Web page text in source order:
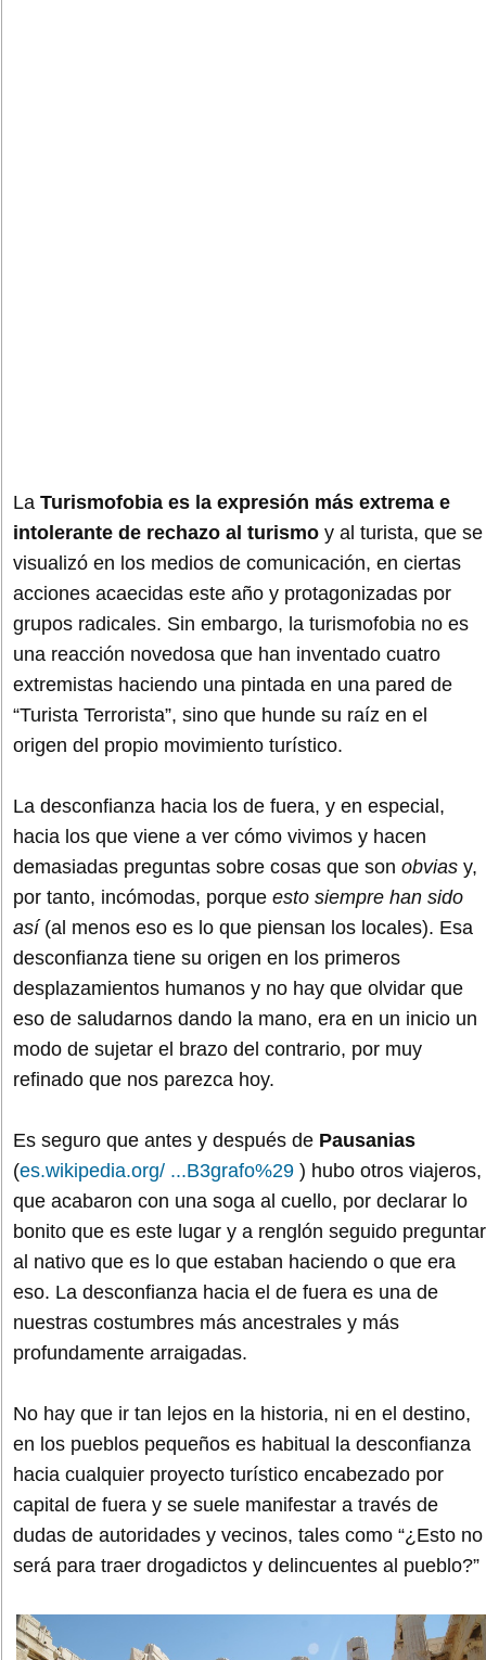
La Turismofobia es la expresión más extrema e
intolerante de rechazo al turismo y al turista, que se
visualizó en los medios de comunicación, en ciertas
acciones acaecidas este año y protagonizadas por
grupos radicales. Sin embargo, la turismofobia no es
una reacción novedosa que han inventado cuatro
extremistas haciendo una pintada en una pared de
“Turista Terrorista”, sino que hunde su raíz en el
origen del propio movimiento turístico.
La desconfianza hacia los de fuera, y en especial,
hacia los que viene a ver cómo vivimos y hacen
demasiadas preguntas sobre cosas que son obvias y,
por tanto, incómodas, porque esto siempre han sido
así(al menos eso es lo que piensan los locales). Esa
desconfianza tiene su origen en los primeros
desplazamientos humanos y no hay que olvidar que
eso de saludarnos dando la mano, era en un inicio un
modo de sujetar el brazo del contrario, por muy
refinado que nos parezca hoy.
Es seguro que antes y después de Pausanias
(es.wikipedia.org/ ...B3grafo%29 ) hubo otros viajeros,
que acabaron con una soga al cuello, por declarar lo
bonito que es este lugar y a renglón seguido preguntar
al nativo que es lo que estaban haciendo o que era
eso. La desconfianza hacia el de fuera es una de
nuestras costumbres más ancestrales y más
profundamente arraigadas.
No hay que ir tan lejos en la historia, ni en el destino,
en los pueblos pequeños es habitual la desconfianza
hacia cualquier proyecto turístico encabezado por
capital de fuera y se suele manifestar a través de
dudas de autoridades y vecinos, tales como “¿Esto no
será para traer drogadictos y delincuentes al pueblo?”